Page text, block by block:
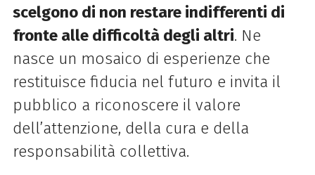
scelgono di non restare indifferenti di
fronte alle difficoltà degli altri. Ne
nasce un mosaico di esperienze che
restituisce fiducia nel futuro e invita il
pubblico a riconoscere il valore
dell’attenzione, della cura e della
responsabilità collettiva.